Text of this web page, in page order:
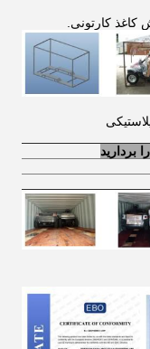
کارتونی.